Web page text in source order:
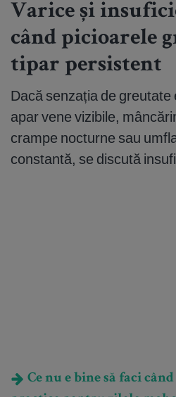
Varice și
când picioarele
tipar persistent
Dacă senzația de
apar vene vizibile,
crampe nocturne sau
constantă, se discută
Ce nu e bine să faci